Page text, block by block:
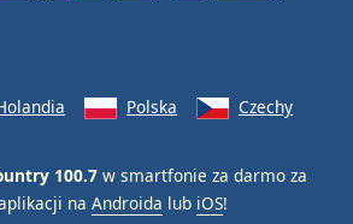
Polska Czechy
100.7 w smartfonie za darmo za
na Androida lub iOS!